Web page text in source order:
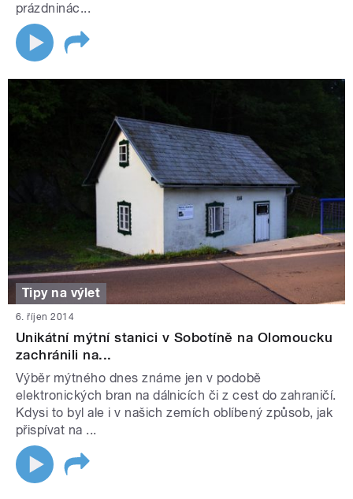
prázdninác...
Tipy na výlet
6. říjen 2014
Unikátní mýtní stanici v Sobotíně na Olomoucku
zachránili na...
Výběr mýtného dnes známe jen v podobě
elektronických bran na dálnicích či z cest do zahraničí.
Kdysi to byl ale i v našich zemích oblíbený způsob, jak
přispívat na ...